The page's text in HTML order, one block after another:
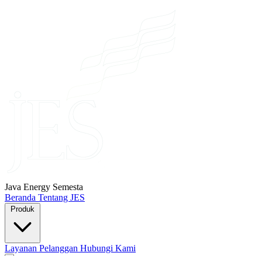
Java Energy Semesta
Beranda Tentang JES
Produk
Layanan Pelanggan Hubungi Kami